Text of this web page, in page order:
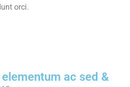
orci.
ac sed &